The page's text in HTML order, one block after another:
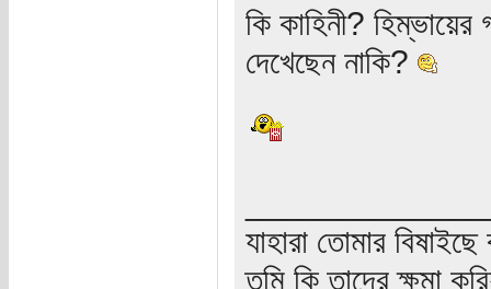
কি কাহিনী? হিম্ভায়ের
দেখেছেন নাকি?
যাহারা তোমার
তুমি কি তাদের ক্ষমা